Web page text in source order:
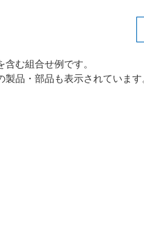
む組合せ例です。
製品・部品も表示されています